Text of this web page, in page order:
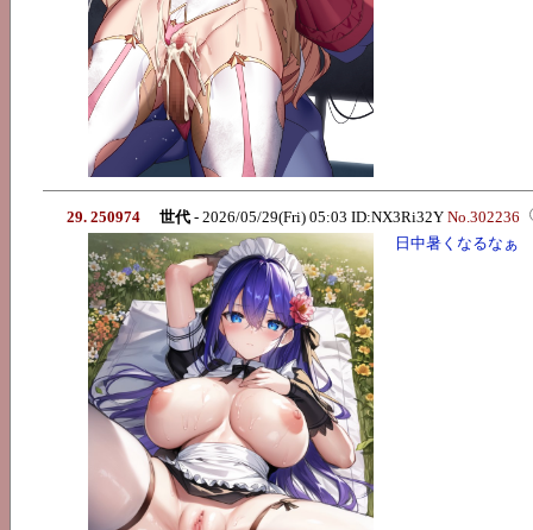
29. 250974 世代 - 2026/05/29(Fri) 05:03 ID:NX3Ri32Y No.302236
日中暑くなるなぁ